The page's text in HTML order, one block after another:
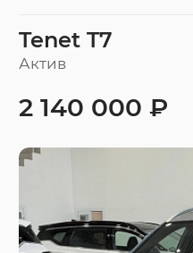
Tenet T7
Актив
2 140 000 ₽